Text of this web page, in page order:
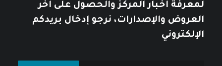
لمعرفة أخبار المركز والحصول على آخر
العروض والإصدارات، نرجو إدخال بريدكم
الإلكتروني